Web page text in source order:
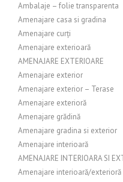
Ambalaje – folie transparenta
Amenajare casa si gradina
Amenajare curți
Amenajare exterioară
AMENAJARE EXTERIOARE
Amenajare exterior
Amenajare exterior – Terase
Amenajare exterioră
Amenajare grădină
Amenajare gradina si exterior
Amenajare interioară
AMENAJARE INTERIOARA SI
Amenajare interioară/exterioră